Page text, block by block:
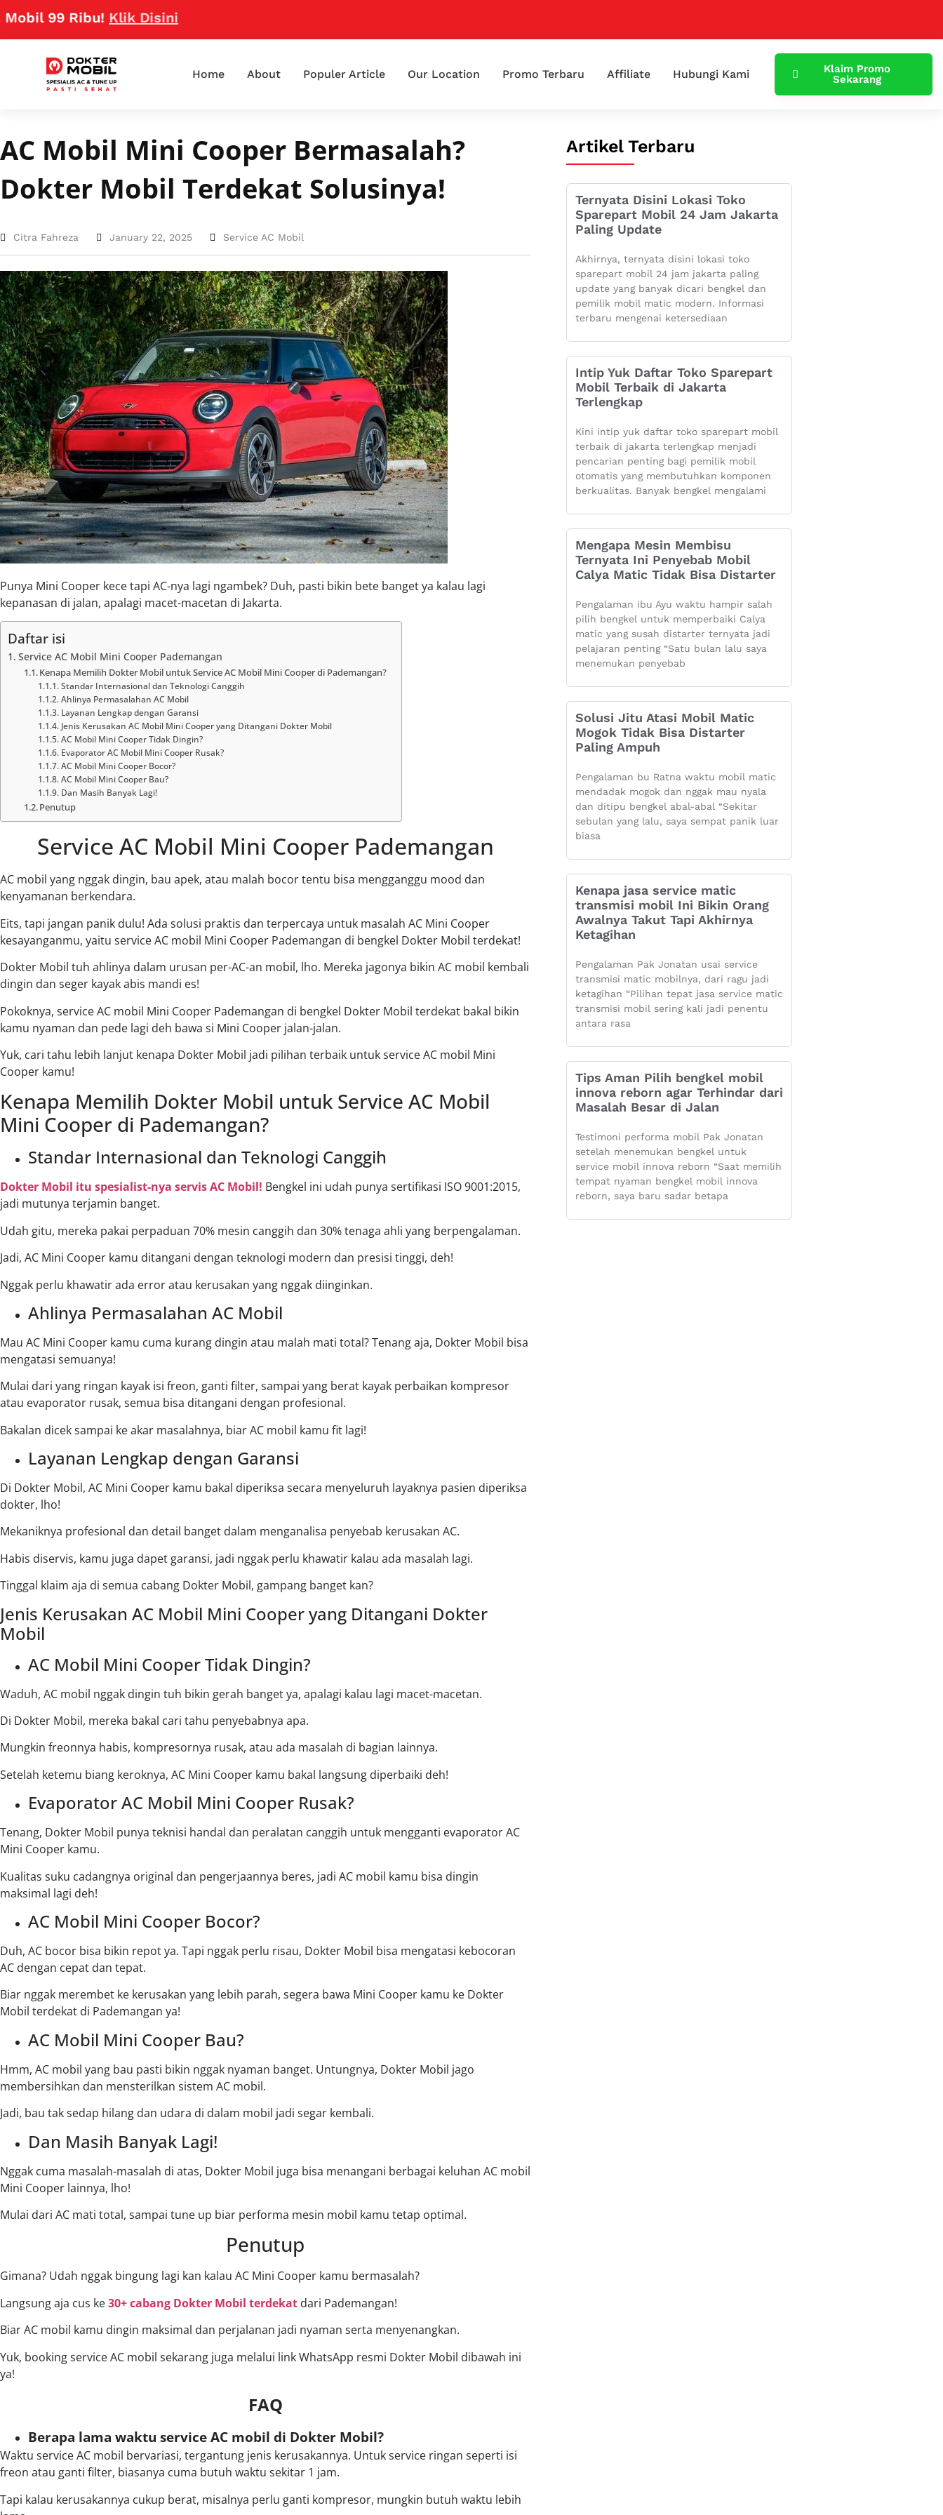
99 Ribu!Klik Disini
Home About Populer Article Our Location Promo Terbaru Affiliate Hubungi Kami
Klaim Promo
Sekarang
AC Mobil Mini Cooper Bermasalah?
Dokter Mobil Terdekat Solusinya!
Citra Fahreza January 22, 2025 Service AC Mobil
Punya Mini Cooper kece tapi AC-nya lagi ngambek? Duh, pasti bikin bete banget ya kalau lagi
kepanasan di jalan, apalagi macet-macetan di Jakarta.
Daftar isi
Service AC Mobil Mini Cooper Pademangan
Kenapa Memilih Dokter Mobil untuk Service AC Mobil Mini Cooper di Pademangan?
Standar Internasional dan Teknologi Canggih
Ahlinya Permasalahan AC Mobil
Layanan Lengkap dengan Garansi
Jenis Kerusakan AC Mobil Mini Cooper yang Ditangani Dokter Mobil
AC Mobil Mini Cooper Tidak Dingin?
Evaporator AC Mobil Mini Cooper Rusak?
AC Mobil Mini Cooper Bocor?
AC Mobil Mini Cooper Bau?
Dan Masih Banyak Lagi!
Penutup
Service AC Mobil Mini Cooper Pademangan
AC mobil yang nggak dingin, bau apek, atau malah bocor tentu bisa mengganggu mood dan
kenyamanan berkendara.
Eits, tapi jangan panik dulu! Ada solusi praktis dan terpercaya untuk masalah AC Mini Cooper
kesayanganmu, yaitu service AC mobil Mini Cooper Pademangan di bengkel Dokter Mobil terdekat!
Dokter Mobil tuh ahlinya dalam urusan per-AC-an mobil, lho. Mereka jagonya bikin AC mobil kembali
dingin dan seger kayak abis mandi es!
Pokoknya, service AC mobil Mini Cooper Pademangan di bengkel Dokter Mobil terdekat bakal bikin
kamu nyaman dan pede lagi deh bawa si Mini Cooper jalan-jalan.
Yuk, cari tahu lebih lanjut kenapa Dokter Mobil jadi pilihan terbaik untuk service AC mobil Mini
Cooper kamu!
Kenapa Memilih Dokter Mobil untuk Service AC Mobil
Mini Cooper di Pademangan?
Standar Internasional dan Teknologi Canggih
Dokter Mobil itu spesialist-nya servis AC Mobil! Bengkel ini udah punya sertifikasi ISO 9001:2015,
jadi mutunya terjamin banget.
Udah gitu, mereka pakai perpaduan 70% mesin canggih dan 30% tenaga ahli yang berpengalaman.
Jadi, AC Mini Cooper kamu ditangani dengan teknologi modern dan presisi tinggi, deh!
Nggak perlu khawatir ada error atau kerusakan yang nggak diinginkan.
Ahlinya Permasalahan AC Mobil
Mau AC Mini Cooper kamu cuma kurang dingin atau malah mati total? Tenang aja, Dokter Mobil bisa
mengatasi semuanya!
Mulai dari yang ringan kayak isi freon, ganti filter, sampai yang berat kayak perbaikan kompresor
atau evaporator rusak, semua bisa ditangani dengan profesional.
Bakalan dicek sampai ke akar masalahnya, biar AC mobil kamu fit lagi!
Layanan Lengkap dengan Garansi
Di Dokter Mobil, AC Mini Cooper kamu bakal diperiksa secara menyeluruh layaknya pasien diperiksa
dokter, lho!
Mekaniknya profesional dan detail banget dalam menganalisa penyebab kerusakan AC.
Habis diservis, kamu juga dapet garansi, jadi nggak perlu khawatir kalau ada masalah lagi.
Tinggal klaim aja di semua cabang Dokter Mobil, gampang banget kan?
Jenis Kerusakan AC Mobil Mini Cooper yang Ditangani Dokter
Mobil
AC Mobil Mini Cooper Tidak Dingin?
Waduh, AC mobil nggak dingin tuh bikin gerah banget ya, apalagi kalau lagi macet-macetan.
Di Dokter Mobil, mereka bakal cari tahu penyebabnya apa.
Mungkin freonnya habis, kompresornya rusak, atau ada masalah di bagian lainnya.
Setelah ketemu biang keroknya, AC Mini Cooper kamu bakal langsung diperbaiki deh!
Evaporator AC Mobil Mini Cooper Rusak?
Tenang, Dokter Mobil punya teknisi handal dan peralatan canggih untuk mengganti evaporator AC
Mini Cooper kamu.
Kualitas suku cadangnya original dan pengerjaannya beres, jadi AC mobil kamu bisa dingin
maksimal lagi deh!
AC Mobil Mini Cooper Bocor?
Duh, AC bocor bisa bikin repot ya. Tapi nggak perlu risau, Dokter Mobil bisa mengatasi kebocoran
AC dengan cepat dan tepat.
Biar nggak merembet ke kerusakan yang lebih parah, segera bawa Mini Cooper kamu ke Dokter
Mobil terdekat di Pademangan ya!
AC Mobil Mini Cooper Bau?
Hmm, AC mobil yang bau pasti bikin nggak nyaman banget. Untungnya, Dokter Mobil jago
membersihkan dan mensterilkan sistem AC mobil.
Jadi, bau tak sedap hilang dan udara di dalam mobil jadi segar kembali.
Dan Masih Banyak Lagi!
Nggak cuma masalah-masalah di atas, Dokter Mobil juga bisa menangani berbagai keluhan AC mobil
Mini Cooper lainnya, lho!
Mulai dari AC mati total, sampai tune up biar performa mesin mobil kamu tetap optimal.
Penutup
Gimana? Udah nggak bingung lagi kan kalau AC Mini Cooper kamu bermasalah?
Langsung aja cus ke30+ cabang Dokter Mobil terdekat dari Pademangan!
Biar AC mobil kamu dingin maksimal dan perjalanan jadi nyaman serta menyenangkan.
Yuk, booking service AC mobil sekarang juga melalui link WhatsApp resmi Dokter Mobil dibawah ini
ya!
FAQ
Berapa lama waktu service AC mobil di Dokter Mobil?
Waktu service AC mobil bervariasi, tergantung jenis kerusakannya. Untuk service ringan seperti isi
freon atau ganti filter, biasanya cuma butuh waktu sekitar 1 jam.
Tapi kalau kerusakannya cukup berat, misalnya perlu ganti kompresor, mungkin butuh waktu lebih
Artikel Terbaru
Ternyata Disini Lokasi Toko
Sparepart Mobil 24 Jam Jakarta
Paling Update
Akhirnya, ternyata disini lokasi toko
sparepart mobil 24 jam jakarta paling
update yang banyak dicari bengkel dan
pemilik mobil matic modern. Informasi
terbaru mengenai ketersediaan
Intip Yuk Daftar Toko Sparepart
Mobil Terbaik di Jakarta
Terlengkap
Kini intip yuk daftar toko sparepart mobil
terbaik di jakarta terlengkap menjadi
pencarian penting bagi pemilik mobil
otomatis yang membutuhkan komponen
berkualitas. Banyak bengkel mengalami
Mengapa Mesin Membisu
Ternyata Ini Penyebab Mobil
Calya Matic Tidak Bisa Distarter
Pengalaman ibu Ayu waktu hampir salah
pilih bengkel untuk memperbaiki Calya
matic yang susah distarter ternyata jadi
pelajaran penting “Satu bulan lalu saya
menemukan penyebab
Solusi Jitu Atasi Mobil Matic
Mogok Tidak Bisa Distarter
Paling Ampuh
Pengalaman bu Ratna waktu mobil matic
mendadak mogok dan nggak mau nyala
dan ditipu bengkel abal-abal “Sekitar
sebulan yang lalu, saya sempat panik luar
biasa
Kenapa jasa service matic
transmisi mobil Ini Bikin Orang
Awalnya Takut Tapi Akhirnya
Ketagihan
Pengalaman Pak Jonatan usai service
transmisi matic mobilnya, dari ragu jadi
ketagihan “Pilihan tepat jasa service matic
transmisi mobil sering kali jadi penentu
antara rasa
Tips Aman Pilih bengkel mobil
innova reborn agar Terhindar dari
Masalah Besar di Jalan
Testimoni performa mobil Pak Jonatan
setelah menemukan bengkel untuk
service mobil innova reborn “Saat memilih
tempat nyaman bengkel mobil innova
reborn, saya baru sadar betapa